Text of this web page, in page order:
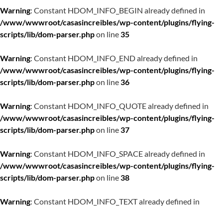
Warning: Constant HDOM_INFO_BEGIN already defined in
/www/wwwroot/casasincreibles/wp-content/plugins/flying-
scripts/lib/dom-parser.phpon line35
Warning: Constant HDOM_INFO_END already defined in
/www/wwwroot/casasincreibles/wp-content/plugins/flying-
scripts/lib/dom-parser.phpon line36
Warning: Constant HDOM_INFO_QUOTE already defined in
/www/wwwroot/casasincreibles/wp-content/plugins/flying-
scripts/lib/dom-parser.phpon line37
Warning: Constant HDOM_INFO_SPACE already defined in
/www/wwwroot/casasincreibles/wp-content/plugins/flying-
scripts/lib/dom-parser.phpon line38
Warning: Constant HDOM_INFO_TEXT already defined in